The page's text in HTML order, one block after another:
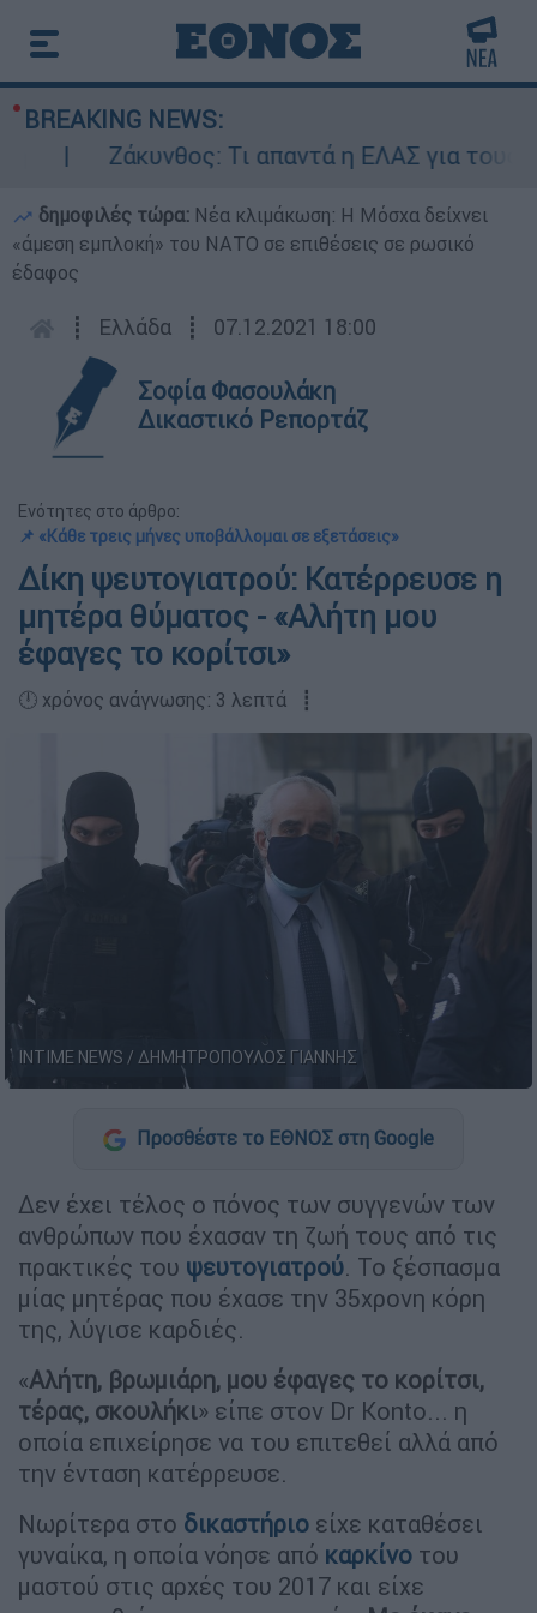
BREAKING NEWS:
Ζάκυνθος: Τι απαντά η ΕΛΑΣ για τους 8
δημοφιλές τώρα: Νέα κλιμάκωση: Η Μόσχα δείχνει
«άμεση εμπλοκή» του ΝΑΤΟ σε επιθέσεις σε ρωσικό
έδαφος
┋ Ελλάδα ┋ 07.12.2021 18:00
Σοφία Φασουλάκη
Δικαστικό Ρεπορτάζ
Ενότητες στο άρθρο:
📌 «Κάθε τρεις μήνες υποβάλλομαι σε εξετάσεις»
Δίκη ψευτογιατρού: Κατέρρευσε η
μητέρα θύματος - «Αλήτη μου
έφαγες το κορίτσι»
🕛 χρόνος ανάγνωσης: 3 λεπτά ┋
INTIME NEWS / ΔΗΜΗΤΡΟΠΟΥΛΟΣ ΓΙΑΝΝΗΣ
Προσθέστε το ΕΘΝΟΣ στη Google
Δεν έχει τέλος ο πόνος των συγγενών των
ανθρώπων που έχασαν τη ζωή τους από τις
πρακτικές του ψευτογιατρού. Το ξέσπασμα
μίας μητέρας που έχασε την 35χρονη κόρη
της, λύγισε καρδιές.
«Αλήτη, βρωμιάρη, μου έφαγες το κορίτσι,
τέρας, σκουλήκι» είπε στον Dr Konto... η
οποία επιχείρησε να του επιτεθεί αλλά από
την ένταση κατέρρευσε.
Νωρίτερα στο δικαστήριο είχε καταθέσει
γυναίκα, η οποία νόησε από καρκίνο του
μαστού στις αρχές του 2017 και είχε